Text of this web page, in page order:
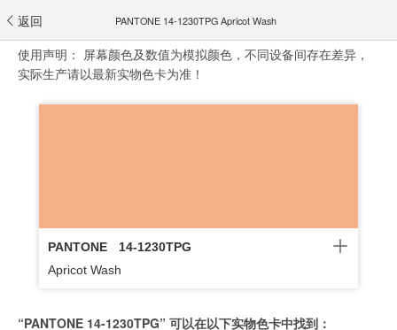
返回 PANTONE 14-1230TPG Apricot Wash
使用声明： 屏幕颜色及数值为模拟颜色，不同设备间存在差异，
实际生产请以最新实物色卡为准！
PANTONE
14-1230TPG
Apricot Wash
“PANTONE 14-1230TPG” 可以在以下实物色卡中找到：